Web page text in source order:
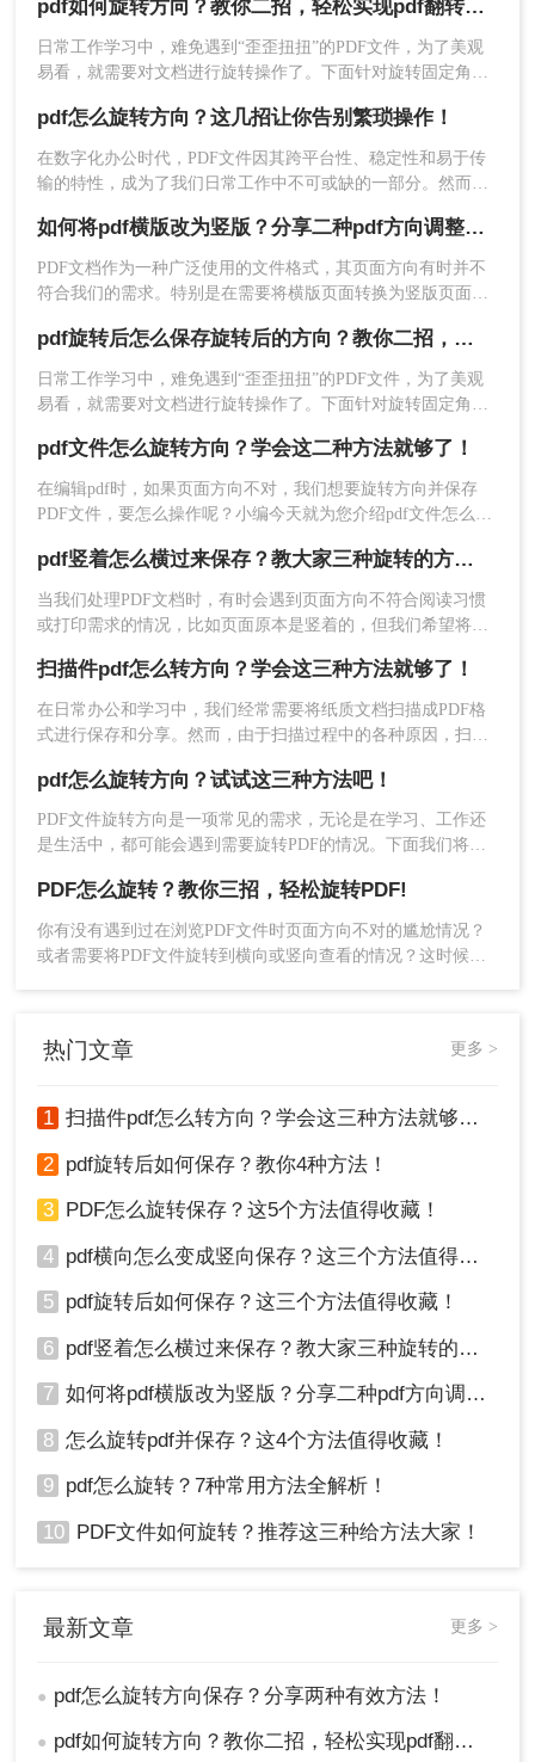
件，以防意外情况导致文件损坏或数据丢失。旋转
后的PDF文件可能需要重新检查以确保所有内容都
正确显示。
方法二：使用在线pdf旋转工具
在线PDF旋转工具是一种便捷的PDF处理服务，用
更改。这些工具通常提供简单的用户界面和快速的
处理速度，适合处理小型PDF文件。
优点：操作简便，无需安装软件；支持多种
PDF格式和版本；通常提供免费试用或基础服
务。
缺点：存在数据泄露风险，因为文件需要上传
度可能较慢。
推荐工具： 转转大师在线工具（提供免费试用）
操作步骤：
1、打开在线pdf旋转网址：
角度，点击开始转换。
3、转换之后，点击下载即可。
保存呢？本文将介绍两种旋转PDF方向并保存的方法。 pdf如何旋转方向？教你二招，轻松实现pdf翻转自由！
日常工作学习中，难免遇到“歪歪扭扭”的PDF文件，为了美观
易看，就需要对文档进行旋转操作了。下面针对旋转固定角度
得点个赞。
pdf怎么旋转方向？这几招让你告别繁琐操作！
在数字化办公时代，PDF文件因其跨平台性、稳定性和易于传
输的特性，成为了我们日常工作中不可或缺的一部分。然而，
了阅读体验，还可能给工作带来不必要的麻烦。那么，PDF怎
么旋转方向呢？本文将为您提供简易的步骤和实用指南。
如何将pdf横版改为竖版？分享二种pdf方向调整方法！
PDF文档作为一种广泛使用的文件格式，其页面方向有时并不
符合我们的需求。特别是在需要将横版页面转换为竖版页面
种常见且实用的方法，帮助您轻松实现PDF横版到竖版的转
换。
pdf旋转后怎么保存旋转后的方向？教你二招，轻松旋转PDF！
日常工作学习中，难免遇到“歪歪扭扭”的PDF文件，为了美观
易看，就需要对文档进行旋转操作了。下面针对旋转固定角度
法，有用的话记得点个赞。
pdf文件怎么旋转方向？学会这二种方法就够了！
在编辑pdf时，如果页面方向不对，我们想要旋转方向并保存
PDF文件，要怎么操作呢？小编今天就为您介绍pdf文件怎么旋
pdf竖着怎么横过来保存？教大家三种旋转的方法！
当我们处理PDF文档时，有时会遇到页面方向不符合阅读习惯
或打印需求的情况，比如页面原本是竖着的，但我们希望将其
存呢？本文将为您介绍几种简单有效的方法，帮助您轻松实现
PDF页面从竖向到横向的转换并保存。
扫描件pdf怎么转方向？学会这三种方法就够了！
在日常办公和学习中，我们经常需要将纸质文档扫描成PDF格
式进行保存和分享。然而，由于扫描过程中的各种原因，扫描
PDF怎么转方向呢？为了解决这一困扰，本文将介绍三种实用
的方法来转换扫描件PDF的方向，帮助大家轻松应对这一问
题。
pdf怎么旋转方向？试试这三种方法吧！
PDF文件旋转方向是一项常见的需求，无论是在学习、工作还
是生活中，都可能会遇到需要旋转PDF的情况。下面我们将介
PDF怎么旋转？教你三招，轻松旋转PDF!
你有没有遇到过在浏览PDF文件时页面方向不对的尴尬情况？
或者需要将PDF文件旋转到横向或竖向查看的情况？这时候，
热门文章 更多 >
1 扫描件pdf怎么转方向？学会这三种方法就够了！
2 pdf旋转后如何保存？教你4种方法！
3 PDF怎么旋转保存？这5个方法值得收藏！
4 pdf横向怎么变成竖向保存？这三个方法值得收藏！
5 pdf旋转后如何保存？这三个方法值得收藏！
6 pdf竖着怎么横过来保存？教大家三种旋转的方法！
7 如何将pdf横版改为竖版？分享二种pdf方向调整方法！
8 怎么旋转pdf并保存？这4个方法值得收藏！
9 pdf怎么旋转？7种常用方法全解析！
10 PDF文件如何旋转？推荐这三种给方法大家！
最新文章 更多 >
● pdf怎么旋转方向保存？分享两种有效方法！
● pdf如何旋转方向？教你二招，轻松实现pdf翻转自由！